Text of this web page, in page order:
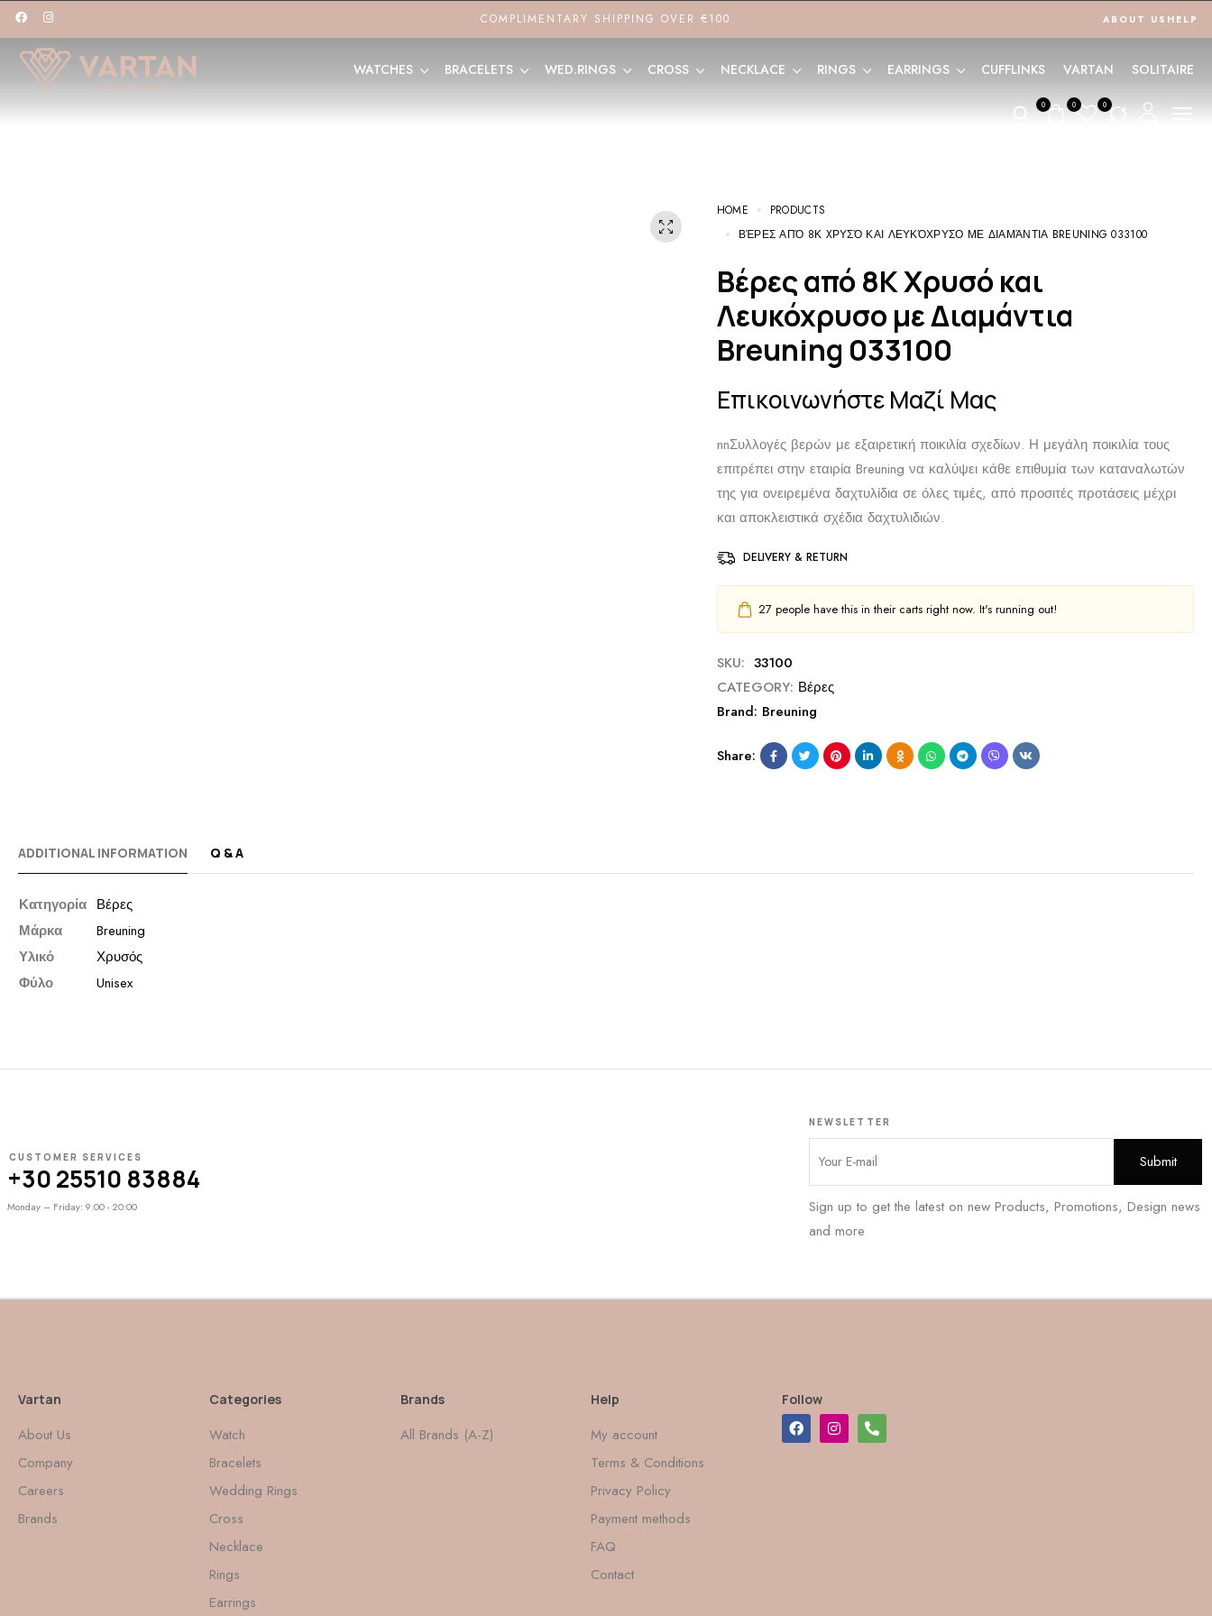
COMPLIMENTARY SHIPPING OVER €100 ABOUT US HELP
WATCHES BRACELETS WED.RINGS CROSS NECKLACE RINGS EARRINGS CUFFLINKS VARTAN SOLITAIRE
0 0 0
HOME
PRODUCTS
ΒΈΡΕΣ ΑΠΌ 8Κ XΡΥΣΌ ΚΑΙ ΛΕΥΚΌΧΡΥΣΟ ΜΕ ΔΙΑΜΆΝΤΙΑ BREUNING 033100
Βέρες από 8Κ Xρυσό και
Λευκόχρυσο με Διαμάντια
Breuning 033100
Επικοινωνήστε Μαζί Μας
nnΣυλλογές βερών με εξαιρετική ποικιλία σχεδίων. Η μεγάλη ποικιλία τους
επιτρέπει στην εταιρία Breuning να καλύψει κάθε επιθυμία των καταναλωτών
της για ονειρεμένα δαχτυλίδια σε όλες τιμές, από προσιτές προτάσεις μέχρι
και αποκλειστικά σχέδια δαχτυλιδιών.
DELIVERY & RETURN
27people have this in their carts right now. It's running out!
SKU: 33100
CATEGORY: Βέρες
Brand: Breuning
Share:
ADDITIONAL INFORMATION Q & A
Κατηγορία Βέρες
Μάρκα
Breuning
Υλικό
Χρυσός
Φύλο
Unisex
CUSTOMER SERVICES
+30 25510 83884
Monday – Friday: 9:00 - 20:00
NEWSLETTER
Sign up to get the latest on new Products, Promotions, Design news
and more
Vartan
About Us
Company
Careers
Brands
Categories
Watch
Bracelets
Wedding Rings
Cross
Necklace
Rings
Earrings
Brands
All Brands (A-Z)
Help
My account
Terms & Conditions
Privacy Policy
Payment methods
FAQ
Contact
Follow